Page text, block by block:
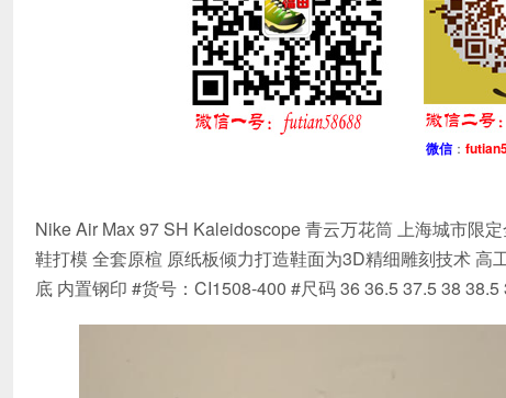
微信：
Nike Air Max 97 SH Kaleidoscope 青云万花筒 上海城市限
鞋打模 全套原楦 原纸板倾力打造鞋面为3D精细雕刻技术
底 内置钢印 #货号：CI1508-400 #尺码 36 36.5 37.5 38